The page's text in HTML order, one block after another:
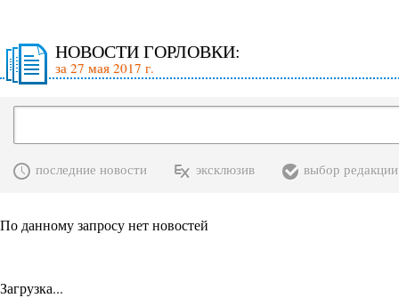
НОВОСТИ ГОРЛОВКИ:
за 27 мая 2017 г.
последние новости эксклюзив выбор редакции
По данному запросу нет новостей
Загрузка...